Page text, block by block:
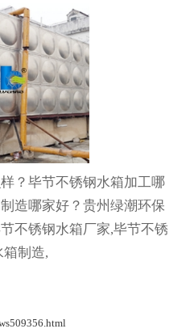
？毕节不锈钢水箱加工哪
造哪家好？贵州绿潮环保
不锈钢水箱厂家,毕节不锈
制造,